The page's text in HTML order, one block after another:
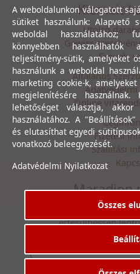
Kiemelt
Utolsó
Gewiss
Csövek,
Általános
Online
Fizetési
Szállítási
Maradjon
Íratkozzon fel
értesülhessen
A weboldalunkon válogatott
sütiket használunk: Alapvető
weboldal használatához;
könnyebben használhatók
teljesítmény-sütik, amelyeket
használunk a weboldal
marketing cookie-k,
megjelenítésére
lehetőséget választja,
használatához. A
és elutasíthat egyedi
vonatkozó beleegyezését.
Adatvédelmi Nyilatkozat
Összes